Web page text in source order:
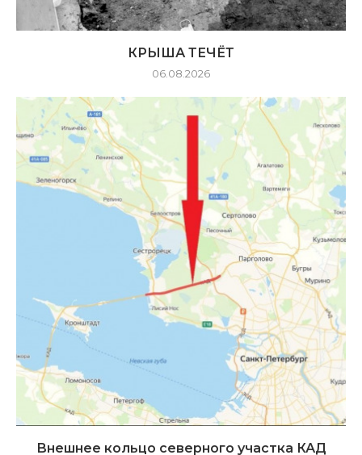
КРЫША ТЕЧЁТ
06.08.2026
Внешнее кольцо северного участка КАД